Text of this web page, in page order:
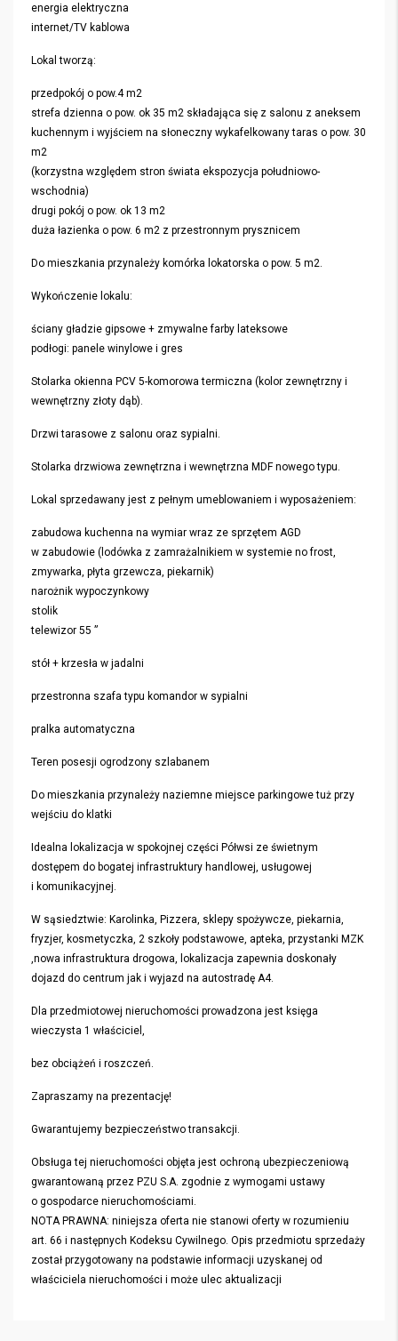
energia elektryczna
internet/TV kablowa
Lokal tworzą:
przedpokój o pow.4 m2
strefa dzienna o pow. ok 35 m2 składająca się z salonu z aneksem
kuchennym i wyjściem na słoneczny wykafelkowany taras o pow. 30
m2
(korzystna względem stron świata ekspozycja południowo-
wschodnia)
drugi pokój o pow. ok 13 m2
duża łazienka o pow. 6 m2 z przestronnym prysznicem
Do mieszkania przynależy komórka lokatorska o pow. 5 m2.
Wykończenie lokalu:
ściany gładzie gipsowe + zmywalne farby lateksowe
podłogi: panele winylowe i gres
Stolarka okienna PCV 5-komorowa termiczna (kolor zewnętrzny i
wewnętrzny złoty dąb).
Drzwi tarasowe z salonu oraz sypialni.
Stolarka drzwiowa zewnętrzna i wewnętrzna MDF nowego typu.
Lokal sprzedawany jest z pełnym umeblowaniem i wyposażeniem:
zabudowa kuchenna na wymiar wraz ze sprzętem AGD
w zabudowie (lodówka z zamrażalnikiem w systemie no frost,
zmywarka, płyta grzewcza, piekarnik)
narożnik wypoczynkowy
stolik
telewizor 55 ”
stół + krzesła w jadalni
przestronna szafa typu komandor w sypialni
pralka automatyczna
Teren posesji ogrodzony szlabanem
Do mieszkania przynależy naziemne miejsce parkingowe tuż przy
wejściu do klatki
Idealna lokalizacja w spokojnej części Półwsi ze świetnym
dostępem do bogatej infrastruktury handlowej, usługowej
i komunikacyjnej.
W sąsiedztwie: Karolinka, Pizzera, sklepy spożywcze, piekarnia,
fryzjer, kosmetyczka, 2 szkoły podstawowe, apteka, przystanki MZK
,nowa infrastruktura drogowa, lokalizacja zapewnia doskonały
dojazd do centrum jak i wyjazd na autostradę A4.
Dla przedmiotowej nieruchomości prowadzona jest księga
wieczysta 1 właściciel,
bez obciążeń i roszczeń.
Zapraszamy na prezentację!
Gwarantujemy bezpieczeństwo transakcji.
Obsługa tej nieruchomości objęta jest ochroną ubezpieczeniową
gwarantowaną przez PZU S.A. zgodnie z wymogami ustawy
o gospodarce nieruchomościami.
NOTA PRAWNA: niniejsza oferta nie stanowi oferty w rozumieniu
art. 66 i następnych Kodeksu Cywilnego. Opis przedmiotu sprzedaży
został przygotowany na podstawie informacji uzyskanej od
właściciela nieruchomości i może ulec aktualizacji